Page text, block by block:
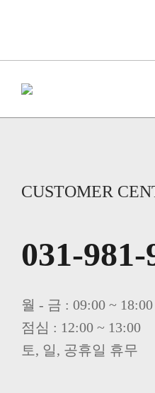
CUSTOMER
031-981-
월 - 금 : 09:00 ~ 18:00
점심 : 12:00 ~ 13:00
토, 일, 공휴일 휴무